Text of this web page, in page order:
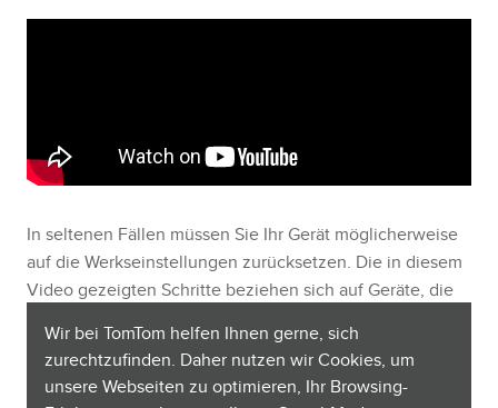
Wir bei TomTom helfen Ihnen gerne, sich
zurechtzufinden. Daher nutzen wir Cookies, um
unsere Webseiten zu optimieren, Ihr Browsing-
In seltenen Fällen müssen Sie Ihr Gerät möglicherweise
auf die Werkseinstellungen zurücksetzen. Die in diesem
Video gezeigten Schritte beziehen sich auf Geräte, die
Sie das Gerät auf die Werkseinstellungen zurücksetzen,
werden alle gespeicherten Favoriten und Orte gelöscht.
Sie sollten daherüber diesen Link eine manuelle